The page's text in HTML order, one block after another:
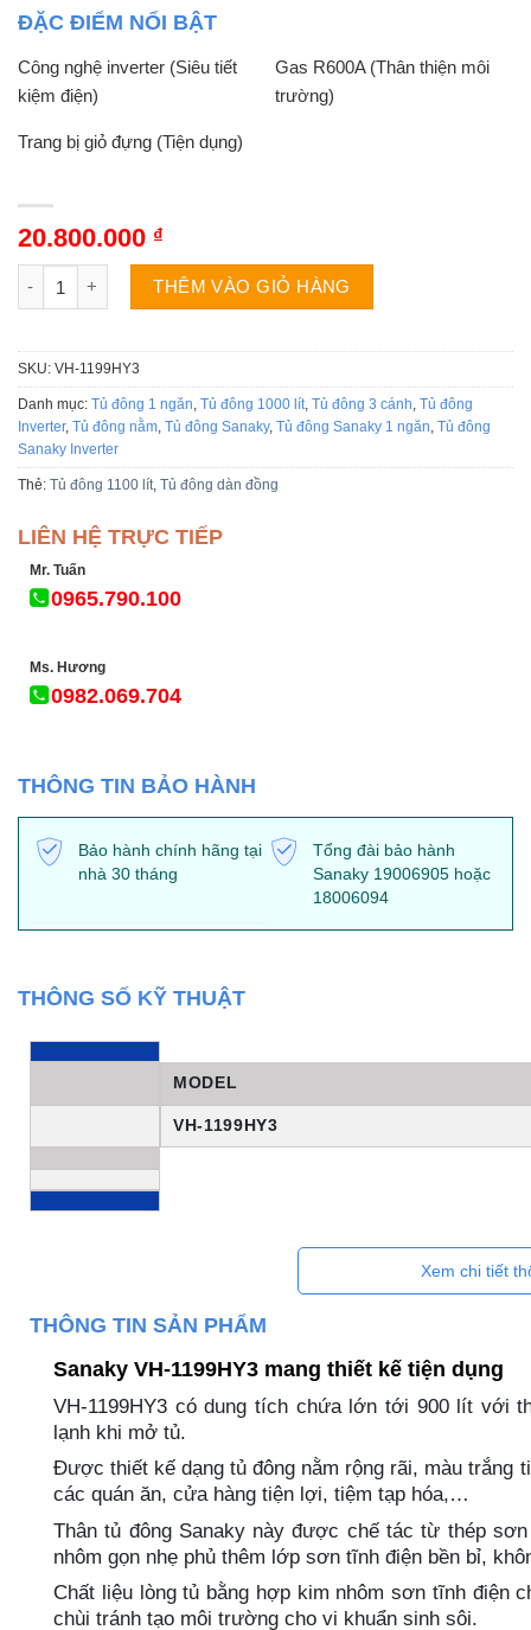
ĐẶC ĐIỂM NỔI BẬT
Công nghệ inverter (Siêu tiết
kiệm điện)
Gas R600A (Thân thiện môi
trường)
Trang bị giỏ đựng (Tiện dụng)
20.800.000 ₫
Tủ đông Sanaky VH-1199HY3 | 900L 1 ngăn 3 cánh inverter số
THÊM VÀO GIỎ HÀNG
SKU: VH-1199HY3
Danh mục: Tủ đông 1 ngăn Tủ đông 1000 lít Tủ đông 3 cánh Tủ đông
Inverter, Tủ đông nằm Tủ đông Sanaky, Tủ đông Sanaky 1 ngăn Tủ đông
Sanaky Inverter
Thẻ: Tủ đông 1100 lít Tủ đông dàn đồng
LIÊN HỆ TRỰC TIẾP
Mr. Tuấn
0965.790.100
Ms. Hương
0982.069.704
THÔNG TIN BẢO HÀNH
Bảo hành chính hãng tại
nhà 30 tháng
Tổng đài bảo hành
Sanaky 19006905 hoặc
18006094
THÔNG SỐ KỸ THUẬT
MODEL
VH-1199HY3
Xem chi tiết
THÔNG TIN SẢN PHẨM
Sanaky VH-1199HY3 mang thiết kế tiện dụng
VH-1199HY3 có dung tích chứa lớn tới 900 lít với
lạnh khi mở tủ.
Được thiết kế dạng tủ đông nằm rộng rãi, màu
các quán ăn, cửa hàng tiện lợi, tiệm tạp hóa,…
Thân tủ đông Sanaky này được chế tác từ thép
nhôm gọn nhẹ phủ thêm lớp sơn tĩnh điện bền bỉ,
Chất liệu lòng tủ bằng hợp kim nhôm sơn tĩnh điện
chùi tránh tạo môi trường cho vi khuẩn sinh sôi.